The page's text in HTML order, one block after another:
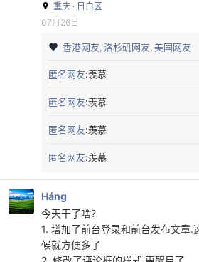
结果在25号下午3点49的时候，本
着，收到了付款成功的邮件，才发
通过API注册成功！
虽然不是啥好米，但是也算是把最
不贵，小百位。
看有没有机会吧。
重庆 · 日白区
07月26日
香港网友 洛杉矶网友 美国网友
匿名网友:羡慕
匿名网友:羡慕
匿名网友:羡慕
匿名网友:羡慕
Háng
今天干了啥?
1. 增加了前台登录和前台发布文章.
候就方便多了